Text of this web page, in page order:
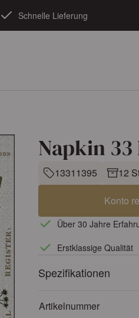
Schnelle Lieferung
Napkin 33
13311395 12
Konto
Über 30 Jahre
Erstklassige Qualität
Spezifikationen
Artikelnummer